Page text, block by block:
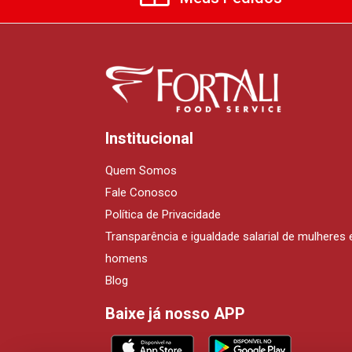
Institucional
Quem Somos
Fale Conosco
Política de Privacidade
Transparência e igualdade salarial de mulheres
homens
Blog
Baixe já nosso APP